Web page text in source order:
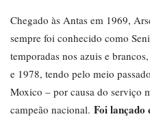
Chegado às Antas em 1969,
sempre foi conhecido como
temporadas nos azuis e
e 1978, tendo pelo meio
Moxico – por causa do serviço
campeão nacional. Foi lançado